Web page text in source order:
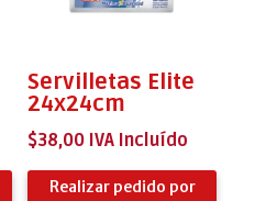
Servilletas Elite
24x24cm
$38,00 IVA Incluído
Realizar pedido por